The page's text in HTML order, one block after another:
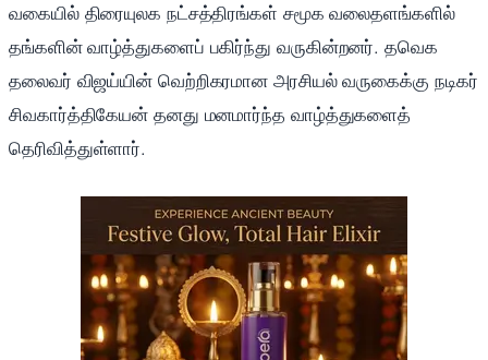
வகையில் திரையுலக நட்சத்திரங்கள் சமூக வலைதளங்களில்
தங்களின் வாழ்த்துகளைப் பகிர்ந்து வருகின்றனர். தவெக
தலைவர் விஜய்யின் வெற்றிகரமான அரசியல் வருகைக்கு நடிகர்
சிவகார்த்திகேயன் தனது மனமார்ந்த வாழ்த்துகளைத்
தெரிவித்துள்ளார்.